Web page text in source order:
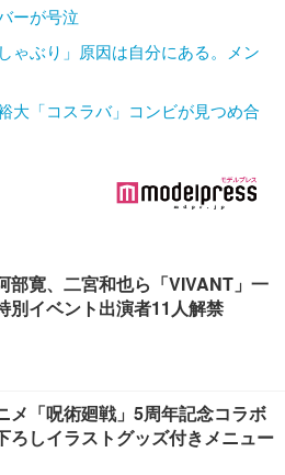
ーが号泣
ゃぶり」原因は自分にある。メン
大「コスラバ」コンビが見つめ合
部寛、二宮和也ら「VIVANT」一
別イベント出演者11人解禁
メ「呪術廻戦」5周年記念コラボ
ろしイラストグッズ付きメニュー